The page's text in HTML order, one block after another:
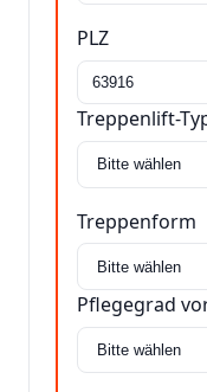
PLZ
Treppenlift-
Treppenform
Pflegegrad